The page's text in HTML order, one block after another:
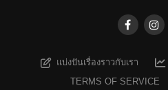
แบ่งปันเรื่องราวกับเรา
TERMS OF SERVICE